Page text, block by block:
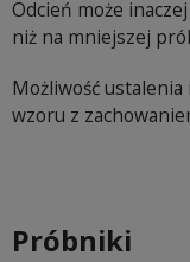
Odcień może
niż na mniejszej
Możliwość
wzoru z
Próbniki